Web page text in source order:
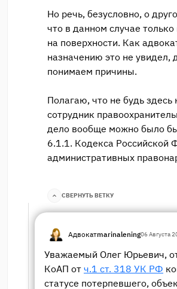
Но речь, безусловно, о
что в данном случае
на поверхности. Как
назначению это не увидел,
понимаем причины.
Полагаю, что не будь
сотрудник
дело вообще можно было бы
6.1.1. Кодекса Российской
административных
СВЕРНУТЬ ВЕТКУ
Адвокатmarinalening06 Августа
Уважаемый Олег Юрьевич,
КоАП от ч.1 ст. 318 УК РФ
статусе потерпевшего,